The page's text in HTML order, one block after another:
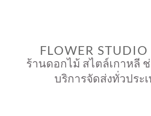
FLOWER STUDIO
ร้านดอกไม้ สไตล์เกาหลี
บริการจัดส่งทั่วประ